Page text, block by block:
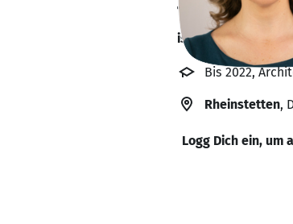
Tatyana
ist offen für
Bis 2022,
Rheinstetten,
Logg Dich ein, um